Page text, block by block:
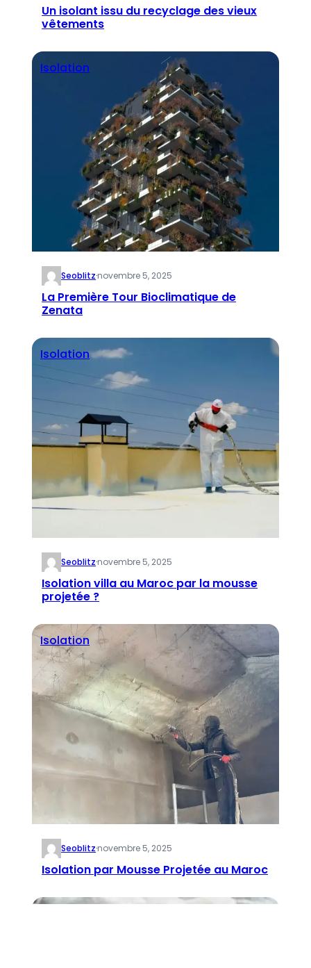
Un isolant issu du recyclage des vieux
vêtements
Isolation
Seoblitz·novembre 5, 2025
La Première Tour Bioclimatique de
Zenata
Isolation
Seoblitz·novembre 5, 2025
Isolation villa au Maroc par la mousse
projetée ?
Isolation
Seoblitz·novembre 5, 2025
Isolation par Mousse Projetée au Maroc